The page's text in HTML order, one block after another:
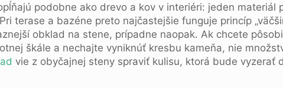
podobne ako drevo a kov v interiéri: jeden materiál
terase a bazéne preto najčastejšie funguje princíp
obklad na stene, prípadne naopak. Ak chcete
škále a nechajte vyniknúť kresbu kameňa, nie
vie z obyčajnej steny spraviť kulisu, ktorá bude vyzerať